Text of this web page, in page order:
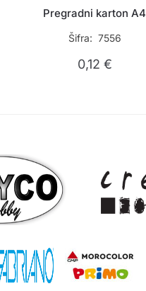
Pregradni karton A4
Šifra: 7556
0,12 €